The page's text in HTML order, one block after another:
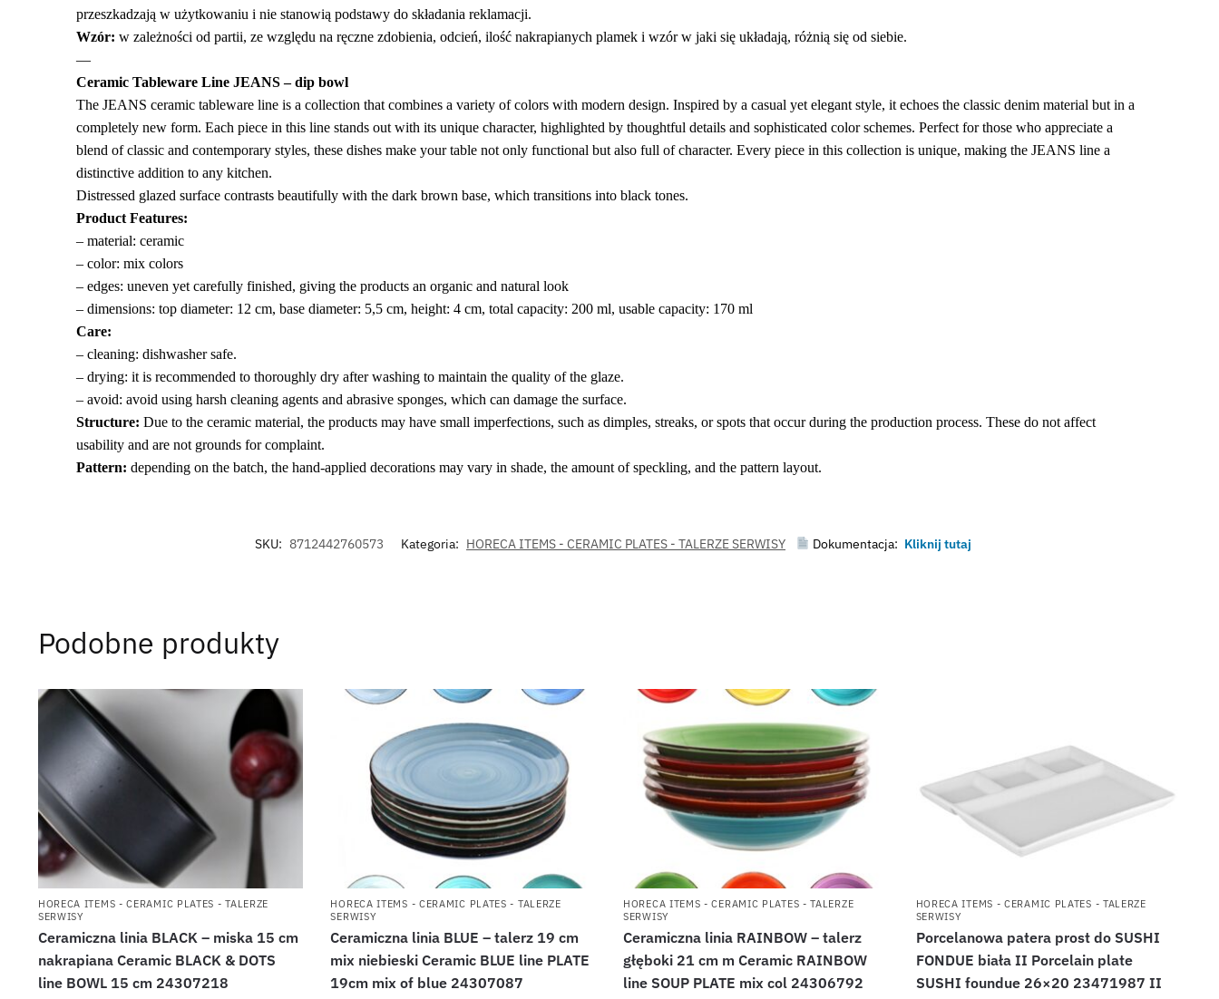
przeszkadzają w użytkowaniu i nie stanowią podstawy do składania reklamacji.
Wzór: w zależności od partii, ze względu na ręczne zdobienia, odcień, ilość nakrapianych plamek i wzór w jaki się układają, różnią się od siebie.
—
Ceramic Tableware Line JEANS – dip bowl
The JEANS ceramic tableware line is a collection that combines a variety of colors with modern design. Inspired by a casual yet elegant style, it echoes the classic denim material but in a
completely new form. Each piece in this line stands out with its unique character, highlighted by thoughtful details and sophisticated color schemes. Perfect for those who appreciate a
blend of classic and contemporary styles, these dishes make your table not only functional but also full of character. Every piece in this collection is unique, making the JEANS line a
distinctive addition to any kitchen.
Distressed glazed surface contrasts beautifully with the dark brown base, which transitions into black tones.
Product Features:
– material: ceramic
– color: mix colors
– edges: uneven yet carefully finished, giving the products an organic and natural look
– dimensions: top diameter: 12 cm, base diameter: 5,5 cm, height: 4 cm, total capacity: 200 ml, usable capacity: 170 ml
Care:
– cleaning: dishwasher safe.
– drying: it is recommended to thoroughly dry after washing to maintain the quality of the glaze.
– avoid: avoid using harsh cleaning agents and abrasive sponges, which can damage the surface.
Structure: Due to the ceramic material, the products may have small imperfections, such as dimples, streaks, or spots that occur during the production process. These do not affect
usability and are not grounds for complaint.
Pattern: depending on the batch, the hand-applied decorations may vary in shade, the amount of speckling, and the pattern layout.
SKU: 8712442760573 Kategoria: HORECA ITEMS - CERAMIC PLATES - TALERZE SERWISY Dokumentacja: Kliknij tutaj
Podobne produkty
HORECA ITEMS - CERAMIC PLATES - TALERZE
SERWISY
Ceramiczna linia BLACK – miska 15 cm
nakrapiana Ceramic BLACK & DOTS
line BOWL 15 cm 24307218
HORECA ITEMS - CERAMIC PLATES - TALERZE
SERWISY
Ceramiczna linia BLUE – talerz 19 cm
mix niebieski Ceramic BLUE line PLATE
19cm mix of blue 24307087
HORECA ITEMS - CERAMIC PLATES - TALERZE
SERWISY
Ceramiczna linia RAINBOW – talerz
głęboki 21 cm m Ceramic RAINBOW
line SOUP PLATE mix col 24306792
HORECA ITEMS - CERAMIC PLATES - TALERZE
SERWISY
Porcelanowa patera prost do SUSHI
FONDUE biała II Porcelain plate
SUSHI foundue 26×20 23471987 II